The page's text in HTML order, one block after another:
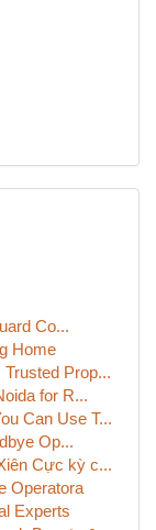
Co...
Home
Prop...
for R...
Can Use T...
Op...
Cực kỳ c...
Operatora
Experts